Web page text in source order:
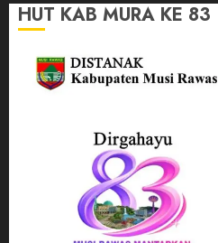
HUT KAB MURA KE 83